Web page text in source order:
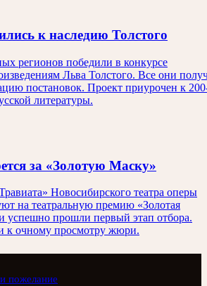
к наследию Толстого
регионов победили в конкурсе
Льва Толстого. Все они
постановок. Проект приурочен к
литературы.
за «Золотую Маску»
Новосибирского театра оперы
на театральную премию «Золотая
успешно прошли первый этап отбора.
к очному просмотру жюри.
пожелание